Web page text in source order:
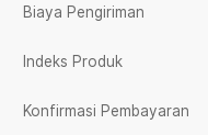
Biaya Pengiriman
Indeks Produk
Konfirmasi Pembayaran